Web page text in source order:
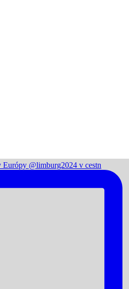
Európy @limburg2024 v cestn